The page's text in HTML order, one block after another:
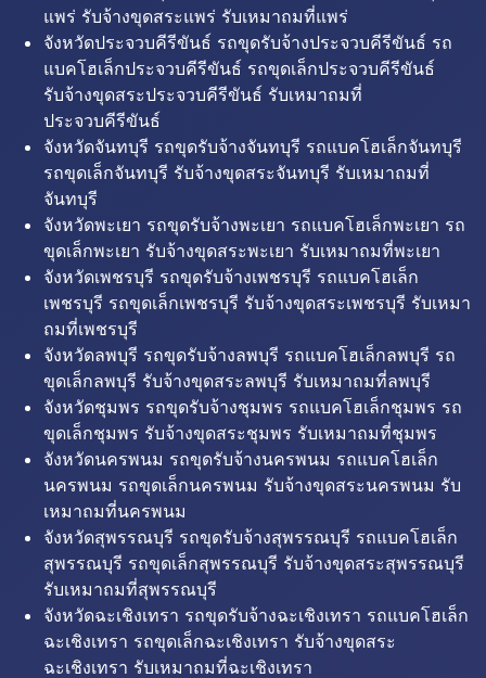
แพร่ รับจ้างขุดสระแพร่ รับเหมาถมที่แพร่
จังหวัดประจวบคีรีขันธ์ รถขุดรับจ้างประจวบคีรีขันธ์ รถ
แบคโฮเล็กประจวบคีรีขันธ์ รถขุดเล็กประจวบคีรีขันธ์
รับจ้างขุดสระประจวบคีรีขันธ์ รับเหมาถมที่
ประจวบคีรีขันธ์
จังหวัดจันทบุรี รถขุดรับจ้างจันทบุรี รถแบคโฮเล็กจันทบุรี
รถขุดเล็กจันทบุรี รับจ้างขุดสระจันทบุรี รับเหมาถมที่
จันทบุรี
จังหวัดพะเยา รถขุดรับจ้างพะเยา รถแบคโฮเล็กพะเยา รถ
ขุดเล็กพะเยา รับจ้างขุดสระพะเยา รับเหมาถมที่พะเยา
จังหวัดเพชรบุรี รถขุดรับจ้างเพชรบุรี รถแบคโฮเล็ก
เพชรบุรี รถขุดเล็กเพชรบุรี รับจ้างขุดสระเพชรบุรี รับเหมา
ถมที่เพชรบุรี
จังหวัดลพบุรี รถขุดรับจ้างลพบุรี รถแบคโฮเล็กลพบุรี รถ
ขุดเล็กลพบุรี รับจ้างขุดสระลพบุรี รับเหมาถมที่ลพบุรี
จังหวัดชุมพร รถขุดรับจ้างชุมพร รถแบคโฮเล็กชุมพร รถ
ขุดเล็กชุมพร รับจ้างขุดสระชุมพร รับเหมาถมที่ชุมพร
จังหวัดนครพนม รถขุดรับจ้างนครพนม รถแบคโฮเล็ก
นครพนม รถขุดเล็กนครพนม รับจ้างขุดสระนครพนม รับ
เหมาถมที่นครพนม
จังหวัดสุพรรณบุรี รถขุดรับจ้างสุพรรณบุรี รถแบคโฮเล็ก
สุพรรณบุรี รถขุดเล็กสุพรรณบุรี รับจ้างขุดสระสุพรรณบุรี
รับเหมาถมที่สุพรรณบุรี
จังหวัดฉะเชิงเทรา รถขุดรับจ้างฉะเชิงเทรา รถแบคโฮเล็ก
ฉะเชิงเทรา รถขุดเล็กฉะเชิงเทรา รับจ้างขุดสระ
ฉะเชิงเทรา รับเหมาถมที่ฉะเชิงเทรา